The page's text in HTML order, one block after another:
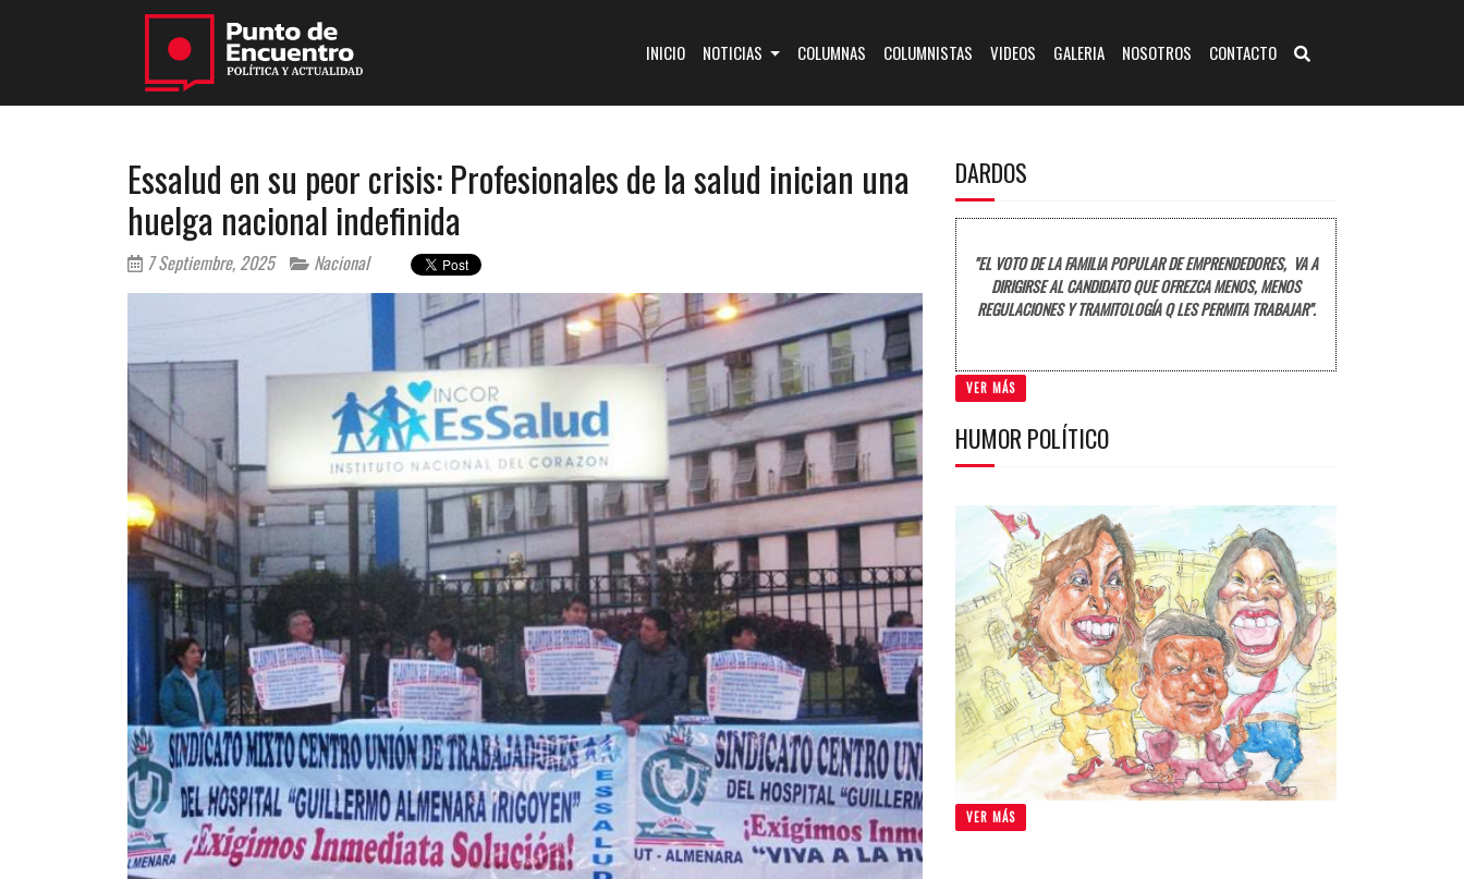
INICIO(CURRENT)
NOTICIAS COLUMNAS COLUMNISTAS VIDEOS GALERIA NOSOTROS CONTACTO
Essalud en su peor crisis: Profesionales de la salud inician una
huelga nacional indefinida
7 Septiembre, 2025 Nacional
DARDOS
"EL VOTO DE LA FAMILIA POPULAR DE EMPRENDEDORES, VA A
DIRIGIRSE AL CANDIDATO QUE OFREZCA MENOS, MENOS
REGULACIONES Y TRAMITOLOGÍA Q LES PERMITA TRABAJAR".
VER MÁS
HUMOR POLÍTICO
VER MÁS